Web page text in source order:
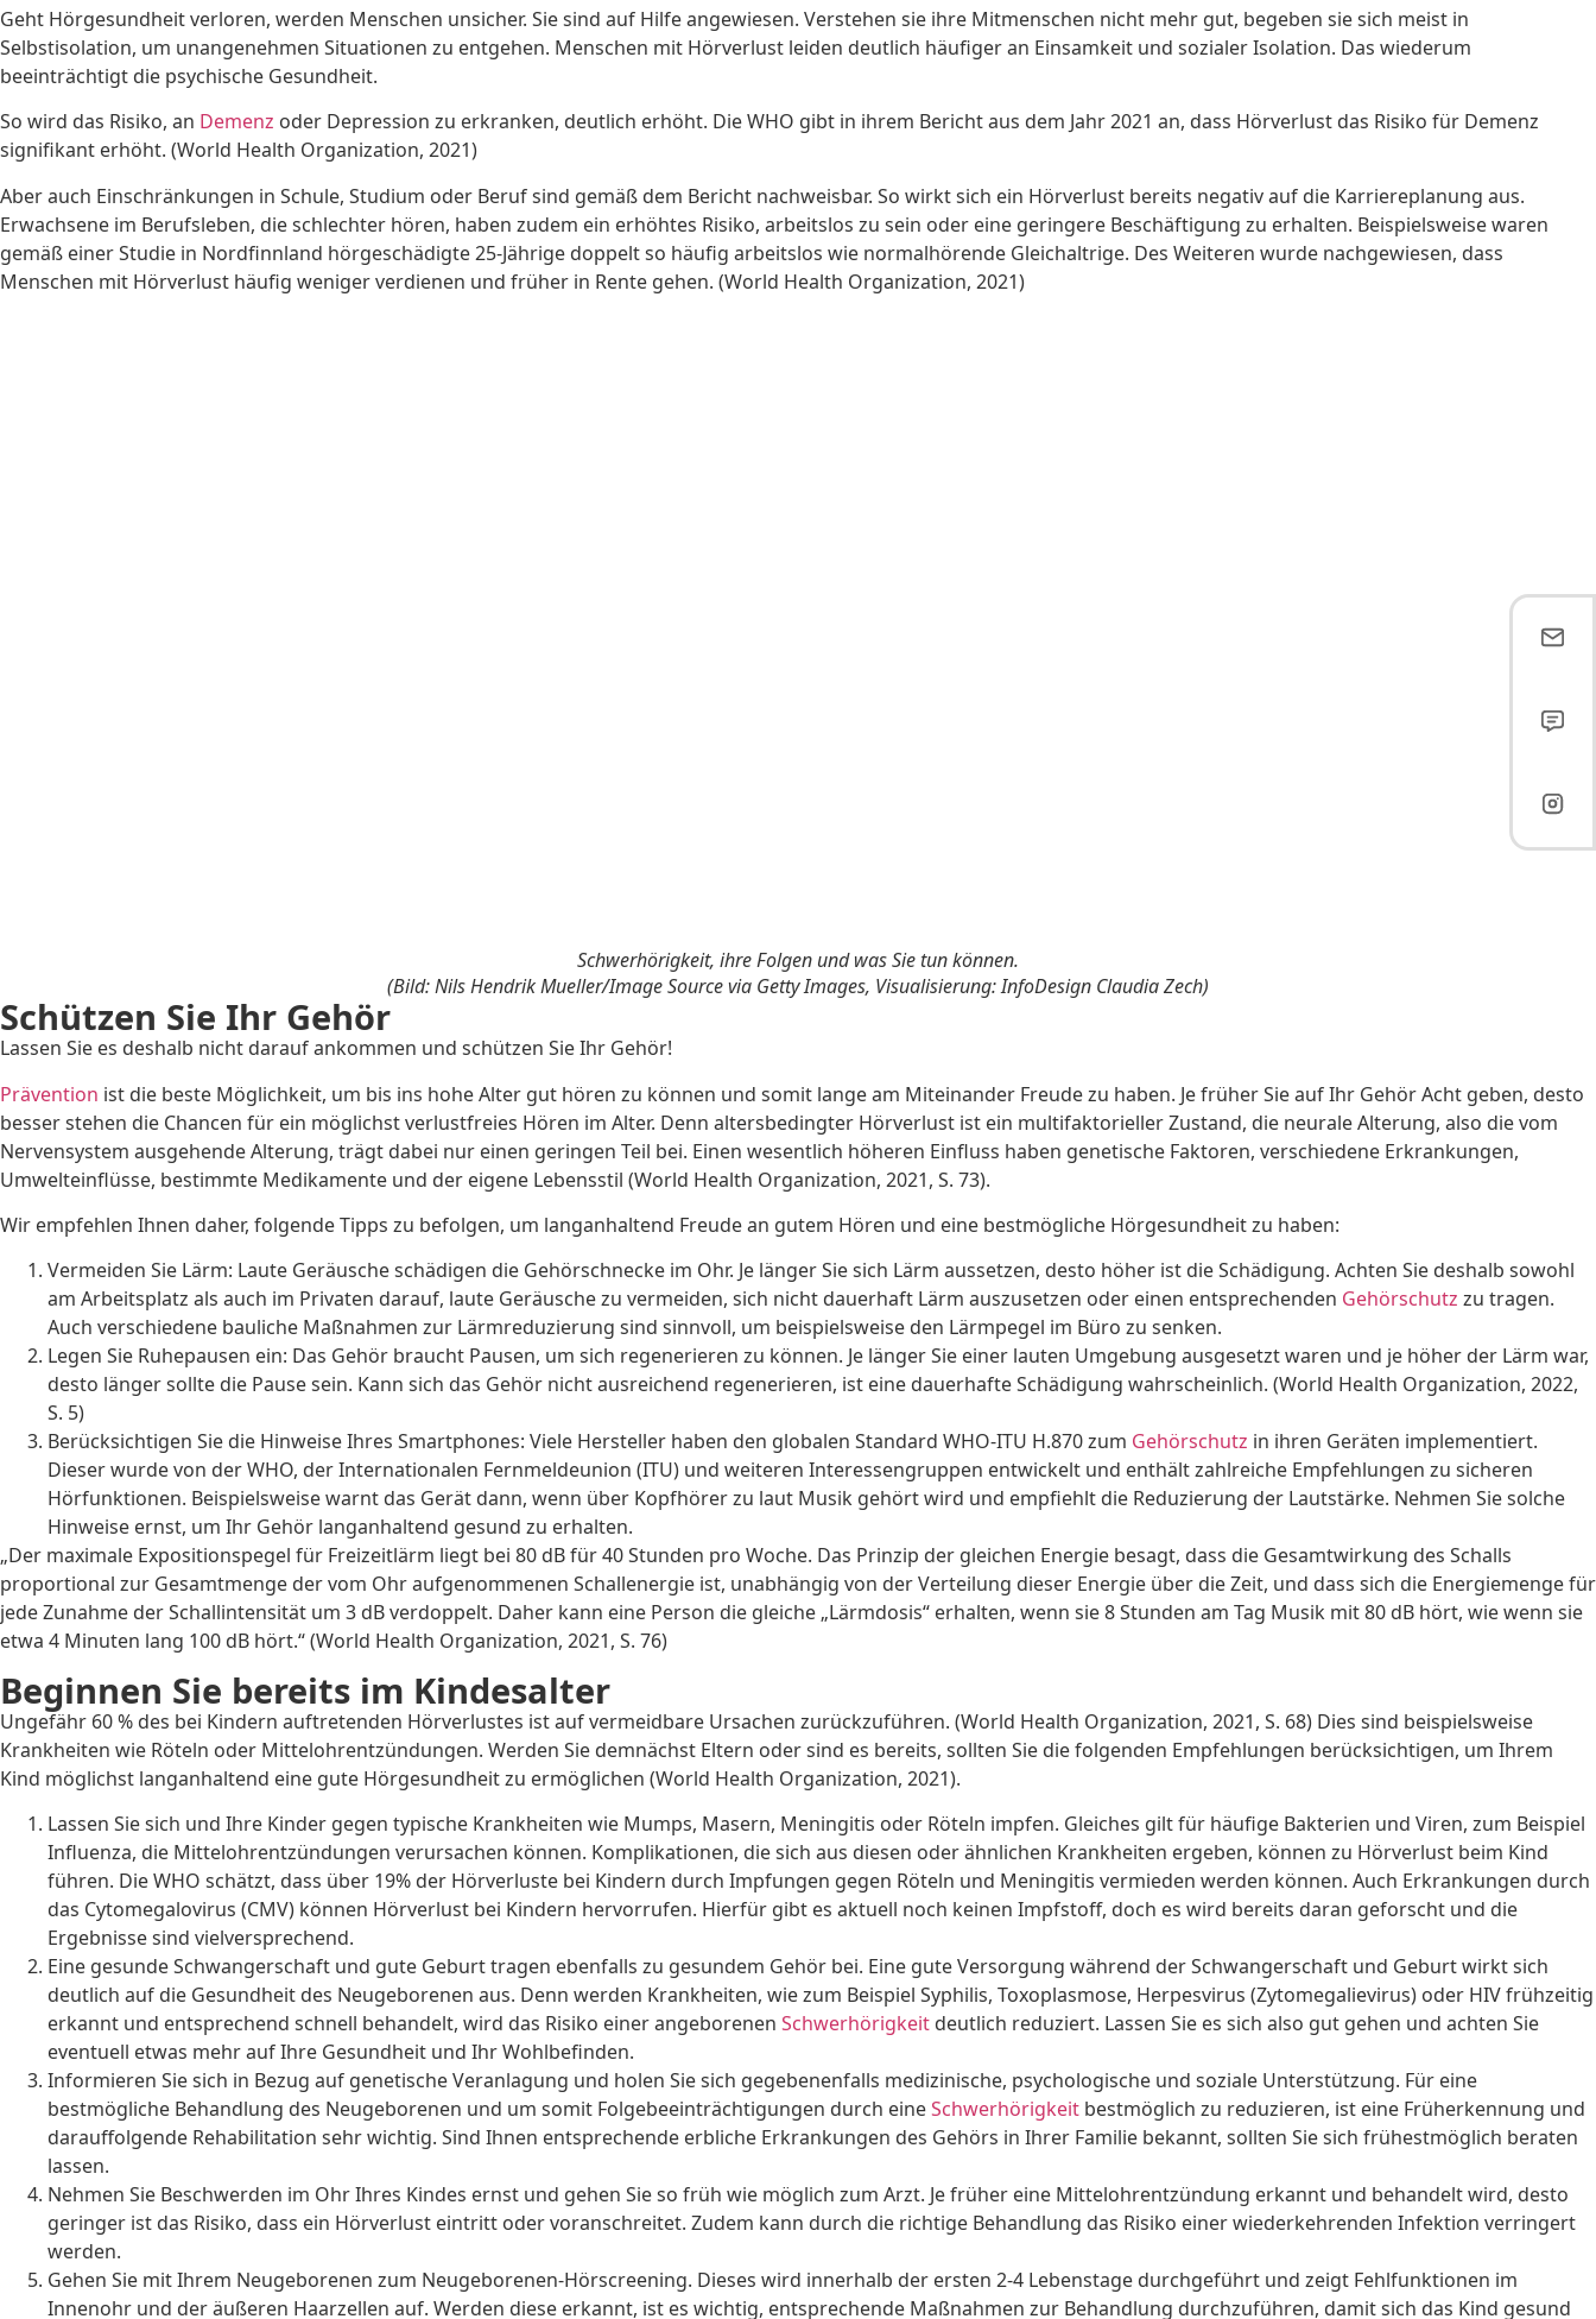
Geht Hörgesundheit verloren, werden Menschen unsicher. Sie sind auf Hilfe angewiesen. Verstehen sie ihre Mitmenschen nicht mehr gut, begeben sie sich meist in
Selbstisolation, um unangenehmen Situationen zu entgehen. Menschen mit Hörverlust leiden deutlich häufiger an Einsamkeit und sozialer Isolation. Das wiederum
beeinträchtigt die psychische Gesundheit.
So wird das Risiko, an Demenz oder Depression zu erkranken, deutlich erhöht. Die WHO gibt in ihrem Bericht aus dem Jahr 2021 an, dass Hörverlust das Risiko für Demenz
signifikant erhöht. (World Health Organization, 2021)
Aber auch Einschränkungen in Schule, Studium oder Beruf sind gemäß dem Bericht nachweisbar. So wirkt sich ein Hörverlust bereits negativ auf die Karriereplanung aus.
Erwachsene im Berufsleben, die schlechter hören, haben zudem ein erhöhtes Risiko, arbeitslos zu sein oder eine geringere Beschäftigung zu erhalten. Beispielsweise waren
gemäß einer Studie in Nordfinnland hörgeschädigte 25-Jährige doppelt so häufig arbeitslos wie normalhörende Gleichaltrige. Des Weiteren wurde nachgewiesen, dass
Menschen mit Hörverlust häufig weniger verdienen und früher in Rente gehen. (World Health Organization, 2021)
Schwerhörigkeit, ihre Folgen und was Sie tun können.
(Bild: Nils Hendrik Mueller/Image Source via Getty Images, Visualisierung: InfoDesign Claudia Zech)
Schützen Sie Ihr Gehör
Lassen Sie es deshalb nicht darauf ankommen und schützen Sie Ihr Gehör!
Prävention ist die beste Möglichkeit, um bis ins hohe Alter gut hören zu können und somit lange am Miteinander Freude zu haben. Je früher Sie auf Ihr Gehör Acht geben, desto
besser stehen die Chancen für ein möglichst verlustfreies Hören im Alter. Denn altersbedingter Hörverlust ist ein multifaktorieller Zustand, die neurale Alterung, also die vom
Nervensystem ausgehende Alterung, trägt dabei nur einen geringen Teil bei. Einen wesentlich höheren Einfluss haben genetische Faktoren, verschiedene Erkrankungen,
Umwelteinflüsse, bestimmte Medikamente und der eigene Lebensstil (World Health Organization, 2021, S. 73).
Wir empfehlen Ihnen daher, folgende Tipps zu befolgen, um langanhaltend Freude an gutem Hören und eine bestmögliche Hörgesundheit zu haben:
Vermeiden Sie Lärm: Laute Geräusche schädigen die Gehörschnecke im Ohr. Je länger Sie sich Lärm aussetzen, desto höher ist die Schädigung. Achten Sie deshalb sowohl
am Arbeitsplatz als auch im Privaten darauf, laute Geräusche zu vermeiden, sich nicht dauerhaft Lärm auszusetzen oder einen entsprechenden Gehörschutz zu tragen.
Auch verschiedene bauliche Maßnahmen zur Lärmreduzierung sind sinnvoll, um beispielsweise den Lärmpegel im Büro zu senken.
Legen Sie Ruhepausen ein: Das Gehör braucht Pausen, um sich regenerieren zu können. Je länger Sie einer lauten Umgebung ausgesetzt waren und je höher der Lärm war,
desto länger sollte die Pause sein. Kann sich das Gehör nicht ausreichend regenerieren, ist eine dauerhafte Schädigung wahrscheinlich. (World Health Organization, 2022,
S. 5)
Berücksichtigen Sie die Hinweise Ihres Smartphones: Viele Hersteller haben den globalen Standard WHO-ITU H.870 zum Gehörschutz in ihren Geräten implementiert.
Dieser wurde von der WHO, der Internationalen Fernmeldeunion (ITU) und weiteren Interessengruppen entwickelt und enthält zahlreiche Empfehlungen zu sicheren
Hörfunktionen. Beispielsweise warnt das Gerät dann, wenn über Kopfhörer zu laut Musik gehört wird und empfiehlt die Reduzierung der Lautstärke. Nehmen Sie solche
Hinweise ernst, um Ihr Gehör langanhaltend gesund zu erhalten.
„Der maximale Expositionspegel für Freizeitlärm liegt bei 80 dB für 40 Stunden pro Woche. Das Prinzip der gleichen Energie besagt, dass die Gesamtwirkung des Schalls
proportional zur Gesamtmenge der vom Ohr aufgenommenen Schallenergie ist, unabhängig von der Verteilung dieser Energie über die Zeit, und dass sich die Energiemenge für
jede Zunahme der Schallintensität um 3 dB verdoppelt. Daher kann eine Person die gleiche „Lärmdosis“ erhalten, wenn sie 8 Stunden am Tag Musik mit 80 dB hört, wie wenn sie
etwa 4 Minuten lang 100 dB hört.“ (World Health Organization, 2021, S. 76)
Beginnen Sie bereits im Kindesalter
Ungefähr 60 % des bei Kindern auftretenden Hörverlustes ist auf vermeidbare Ursachen zurückzuführen. (World Health Organization, 2021, S. 68) Dies sind beispielsweise
Krankheiten wie Röteln oder Mittelohrentzündungen. Werden Sie demnächst Eltern oder sind es bereits, sollten Sie die folgenden Empfehlungen berücksichtigen, um Ihrem
Kind möglichst langanhaltend eine gute Hörgesundheit zu ermöglichen (World Health Organization, 2021).
Lassen Sie sich und Ihre Kinder gegen typische Krankheiten wie Mumps, Masern, Meningitis oder Röteln impfen. Gleiches gilt für häufige Bakterien und Viren, zum Beispiel
Influenza, die Mittelohrentzündungen verursachen können. Komplikationen, die sich aus diesen oder ähnlichen Krankheiten ergeben, können zu Hörverlust beim Kind
führen. Die WHO schätzt, dass über 19% der Hörverluste bei Kindern durch Impfungen gegen Röteln und Meningitis vermieden werden können. Auch Erkrankungen durch
das Cytomegalovirus (CMV) können Hörverlust bei Kindern hervorrufen. Hierfür gibt es aktuell noch keinen Impfstoff, doch es wird bereits daran geforscht und die
Ergebnisse sind vielversprechend.
Eine gesunde Schwangerschaft und gute Geburt tragen ebenfalls zu gesundem Gehör bei. Eine gute Versorgung während der Schwangerschaft und Geburt wirkt sich
deutlich auf die Gesundheit des Neugeborenen aus. Denn werden Krankheiten, wie zum Beispiel Syphilis, Toxoplasmose, Herpesvirus (Zytomegalievirus) oder HIV frühzeitig
erkannt und entsprechend schnell behandelt, wird das Risiko einer angeborenen Schwerhörigkeit deutlich reduziert. Lassen Sie es sich also gut gehen und achten Sie
eventuell etwas mehr auf Ihre Gesundheit und Ihr Wohlbefinden.
Informieren Sie sich in Bezug auf genetische Veranlagung und holen Sie sich gegebenenfalls medizinische, psychologische und soziale Unterstützung. Für eine
bestmögliche Behandlung des Neugeborenen und um somit Folgebeeinträchtigungen durch eineSchwerhörigkeit bestmöglich zu reduzieren, ist eine Früherkennung und
darauffolgende Rehabilitation sehr wichtig. Sind Ihnen entsprechende erbliche Erkrankungen des Gehörs in Ihrer Familie bekannt, sollten Sie sich frühestmöglich beraten
lassen.
Nehmen Sie Beschwerden im Ohr Ihres Kindes ernst und gehen Sie so früh wie möglich zum Arzt. Je früher eine Mittelohrentzündung erkannt und behandelt wird, desto
geringer ist das Risiko, dass ein Hörverlust eintritt oder voranschreitet. Zudem kann durch die richtige Behandlung das Risiko einer wiederkehrenden Infektion verringert
werden.
Gehen Sie mit Ihrem Neugeborenen zum Neugeborenen-Hörscreening. Dieses wird innerhalb der ersten 2-4 Lebenstage durchgeführt und zeigt Fehlfunktionen im
Innenohr und der äußeren Haarzellen auf. Werden diese erkannt, ist es wichtig, entsprechende Maßnahmen zur Behandlung durchzuführen, damit sich das Kind gesund